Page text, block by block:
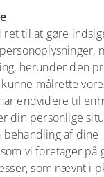
til at gøre
herunder den
målrette
endvidere til
din personlige
af dine
vi foretager på
som nævnt i